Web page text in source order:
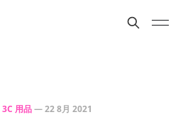
3C 用品—22 8月 2021